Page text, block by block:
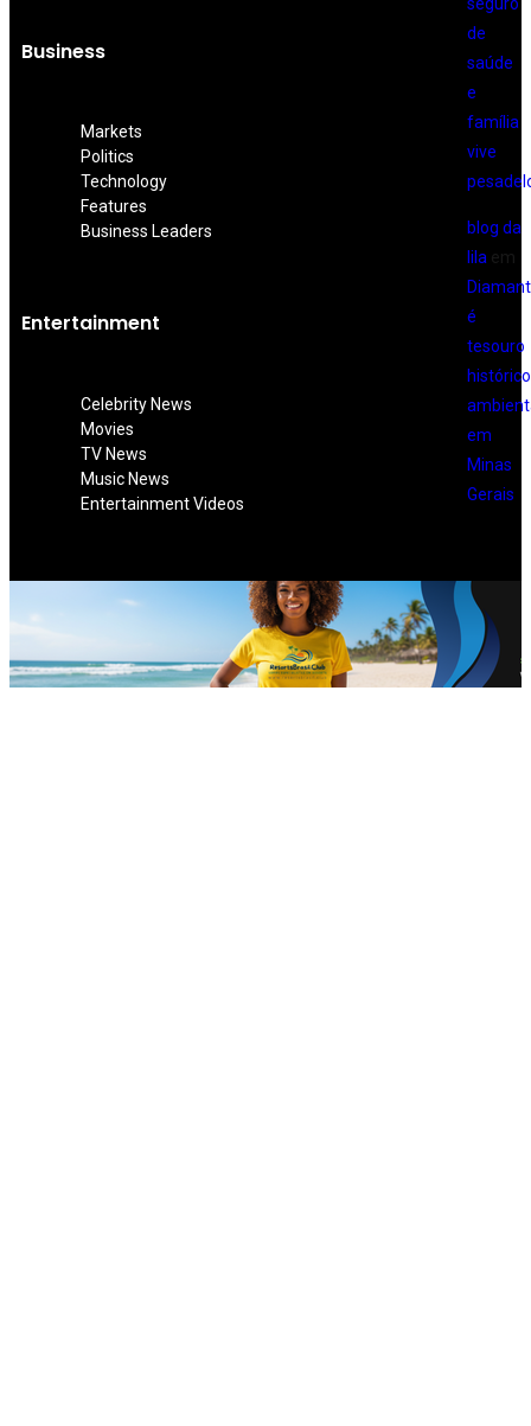
de
saúde
e
família
vive
blog da
lila em
é
tesouro
histórico
em
Minas
Gerais
Business
Markets
Politics
Technology
Features
Business Leaders
Entertainment
Celebrity News
Movies
TV News
Music News
Entertainment Videos